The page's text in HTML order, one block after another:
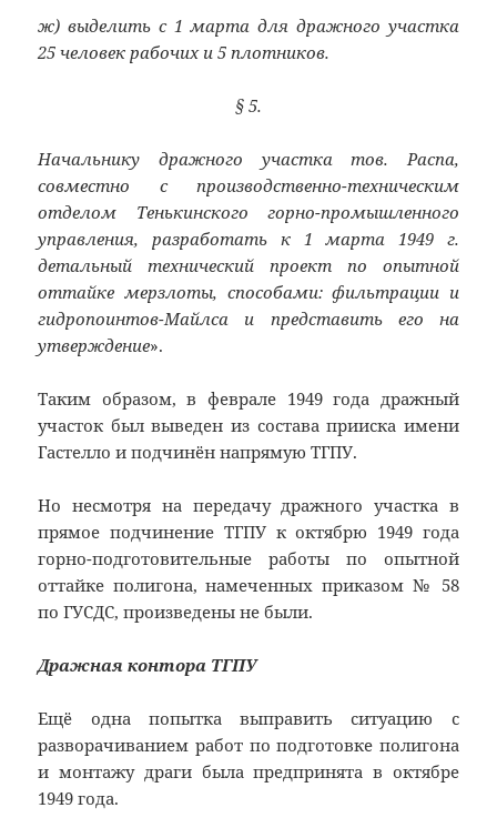
ж) выделить с 1 марта для дражного участка
25 человек рабочих и 5 плотников.
§ 5.
Начальнику дражного участка тов. Распа,
совместно с производственно-техническим
отделом Тенькинского горно-промышленного
управления, разработать к 1 марта 1949 г.
детальный технический проект по опытной
оттайке мерзлоты, способами: фильтрации и
гидропоинтов-Майлса и представить его на
утверждение».
Таким образом, в феврале 1949 года дражный
участок был выведен из состава прииска имени
Гастелло и подчинён напрямую ТГПУ.
Но несмотря на передачу дражного участка в
прямое подчинение ТГПУ к октябрю 1949 года
горно-подготовительные работы по опытной
оттайке полигона, намеченных приказом № 58
по ГУСДС, произведены не были.
Дражная контора ТГПУ
Ещё одна попытка выправить ситуацию с
разворачиванием работ по подготовке полигона
и монтажу драги была предпринята в октябре
1949 года.